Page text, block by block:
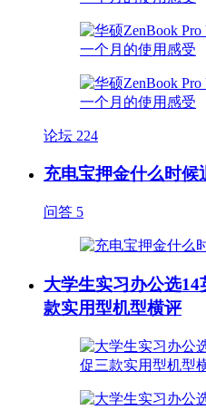
论坛 224
充电宝押金什么时候
问答 5
大学生实习办公选
款实用型机型横评